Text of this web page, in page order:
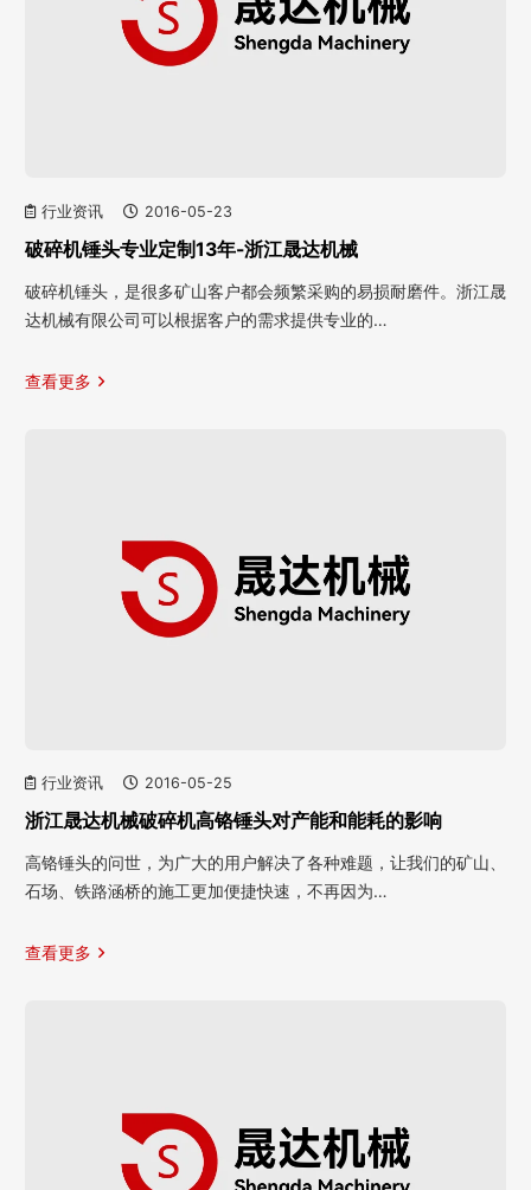
行业资讯 2016-05-23
破碎机锤头专业定制13年-浙江晟达机械
破碎机锤头，是很多矿山客户都会频繁采购的易损耐磨件。浙江晟
达机械有限公司可以根据客户的需求提供专业的…
查看更多
行业资讯 2016-05-25
浙江晟达机械破碎机高铬锤头对产能和能耗的影响
高铬锤头的问世，为广大的用户解决了各种难题，让我们的矿山、
石场、铁路涵桥的施工更加便捷快速，不再因为…
查看更多